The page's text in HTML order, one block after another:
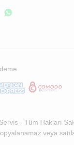
- Tüm Hakları
veya